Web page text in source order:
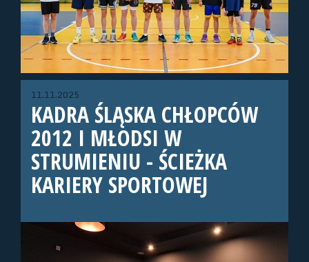
11.11.2025
KADRA ŚLĄSKA CHŁOPCÓW
2012 I MŁODSI W
STRUMIENIU - ŚCIEŻKA
KARIERY SPORTOWEJ